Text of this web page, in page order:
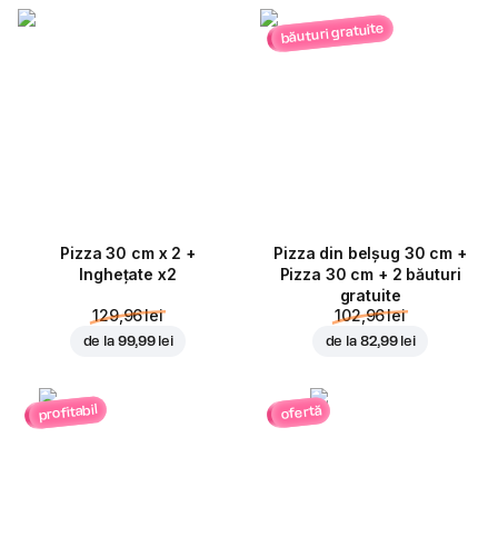
Pizza 30 cm x 2 +
Inghețate x2
129,96 lei
de la 99,99 lei
băuturi gratuite
Pizza din belșug 30 cm +
Pizza 30 cm + 2 băuturi
gratuite
102,96 lei
de la 82,99 lei
profitabil ofertă